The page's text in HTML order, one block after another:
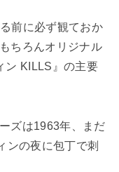
前に必ず観ておか
ちろんオリジナル
ン KILLS』の主要
ズは1963年、まだ
ンの夜に包丁で刺